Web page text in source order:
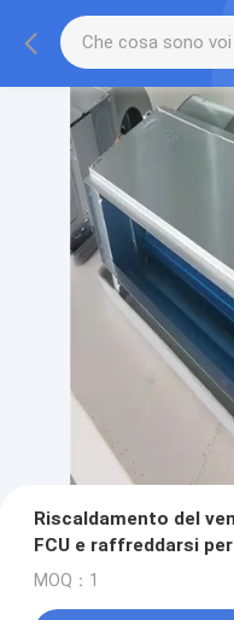
Riscaldamento del
FCU e raffreddarsi
condizionamento
MOQ：1